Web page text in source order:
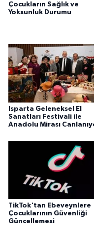
Çocukların Sağlık ve
Yoksunluk Durumu
Isparta Geleneksel El
Sanatları Festivali ile
Anadolu Mirası
TikTok'tan Ebeveynlere
Çocuklarının Güvenliği
Güncellemesi